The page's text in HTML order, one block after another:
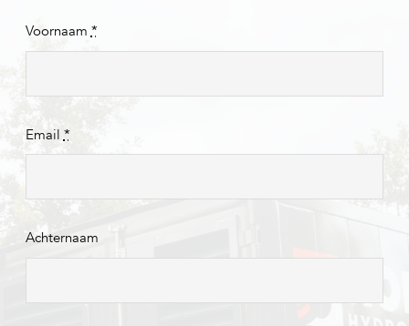
Voornaam *
Email *
Achternaam